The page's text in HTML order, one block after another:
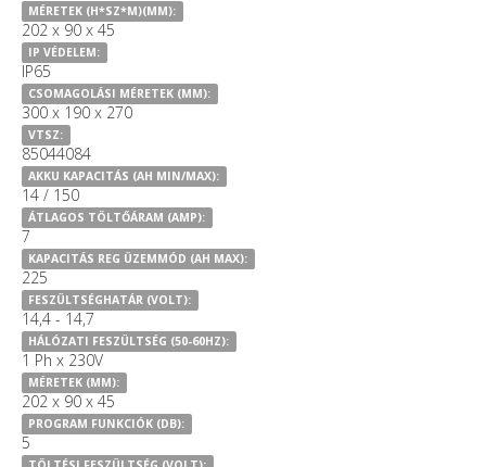
MÉRETEK (H*SZ*M)(MM):
202 x 90 x 45
IP VÉDELEM:
IP65
CSOMAGOLÁSI MÉRETEK (MM):
300 x 190 x 270
VTSZ:
85044084
AKKU KAPACITÁS (AH MIN/MAX):
14 / 150
ÁTLAGOS TÖLTŐÁRAM (AMP):
7
KAPACITÁS REG ÜZEMMÓD (AH MAX):
225
FESZÜLTSÉGHATÁR (VOLT):
14,4 - 14,7
HÁLÓZATI FESZÜLTSÉG (50-60HZ):
1 Ph x 230V
MÉRETEK (MM):
202 x 90 x 45
PROGRAM FUNKCIÓK (DB):
5